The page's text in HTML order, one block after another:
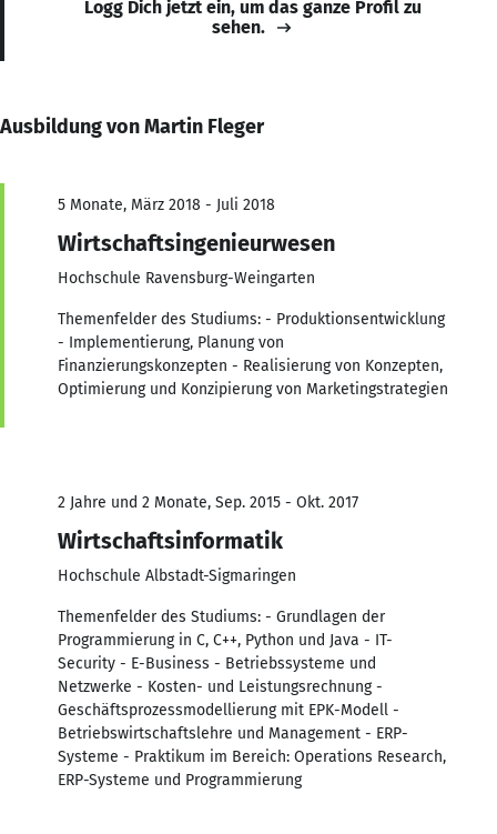
Logg Dich jetzt ein, um das ganze Profil zu
sehen.
Ausbildung von Martin Fleger
5 Monate, März 2018 - Juli 2018
Wirtschaftsingenieurwesen
Hochschule Ravensburg-Weingarten
Themenfelder des Studiums: - Produktionsentwicklung
- Implementierung, Planung von
Finanzierungskonzepten - Realisierung von Konzepten,
Optimierung und Konzipierung von Marketingstrategien
2 Jahre und 2 Monate, Sep. 2015 - Okt. 2017
Wirtschaftsinformatik
Hochschule Albstadt-Sigmaringen
Themenfelder des Studiums: - Grundlagen der
Programmierung in C, C++, Python und Java - IT-
Security - E-Business - Betriebssysteme und
Netzwerke - Kosten- und Leistungsrechnung -
Geschäftsprozessmodellierung mit EPK-Modell -
Betriebswirtschaftslehre und Management - ERP-
Systeme - Praktikum im Bereich: Operations Research,
ERP-Systeme und Programmierung